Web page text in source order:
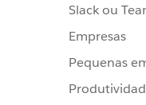
Slack ou
Empresas
Pequenas